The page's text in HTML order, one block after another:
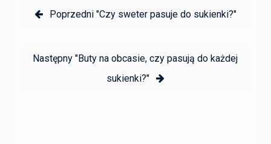
wpisuPoprzedni Poprzedni:
"Czy sweter pasuje do sukienki?"
Następny Następny:
"Buty na obcasie, czy pasują do każdej
sukienki?"